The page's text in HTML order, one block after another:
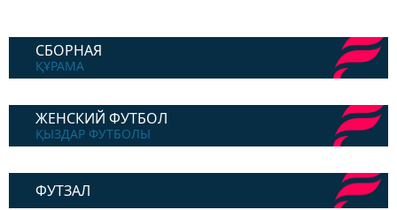
СБОРНАЯ
ҚҰРАМА
ЖЕНСКИЙ ФУТБОЛ
ҚЫЗДАР ФУТБОЛЫ
ФУТЗАЛ